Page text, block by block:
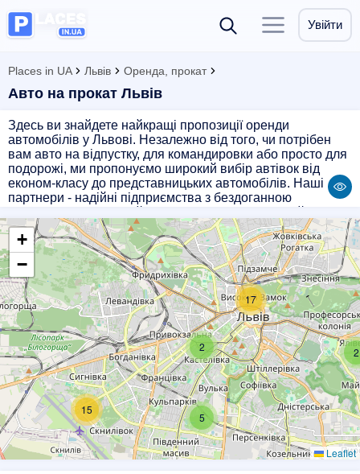
Увійти
Places in UA Львів Оренда, прокат
Авто на прокат Львів
Здесь ви знайдете найкращі пропозиції оренди
автомобілів у Львові. Незалежно від того, чи потрібен
вам авто на відпустку, для командировки або просто для
подорожі, ми пропонуємо широкий вибір автівок від
економ-класу до представницьких автомобілів. Наші
партнери - надійні підприємства з бездоганною
своєю поїздкою Львовом з комфортом!
5
2
15
2
17
+
−
Leaflet